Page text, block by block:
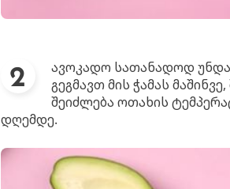
ავოკადო სათანადოდ
გეგმავთ მის ჭამას
შეიძლება ოთახის
დღემდე.